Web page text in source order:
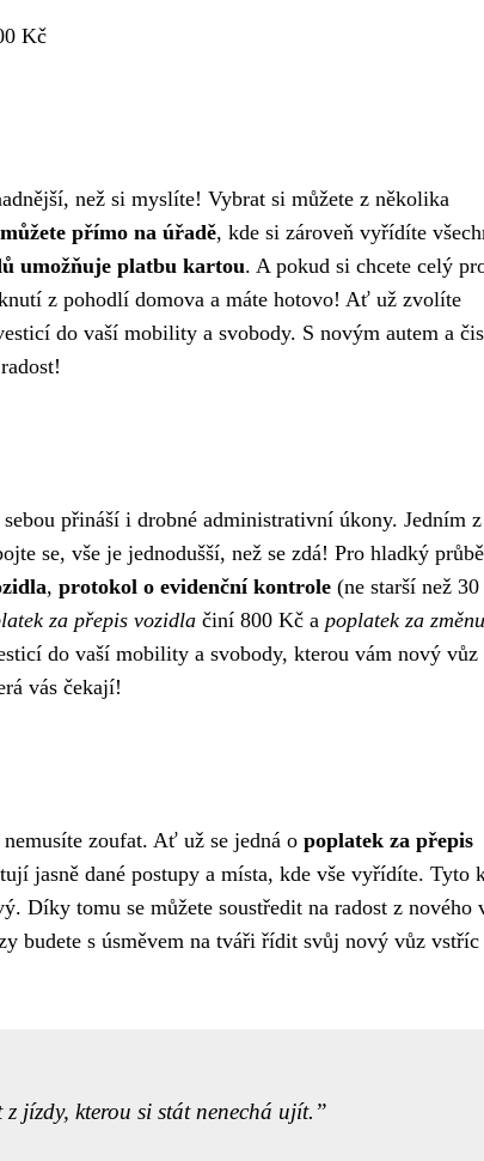
Kč
než si myslíte! Vybrat si můžete z několika
přímo na úřadě, kde si zároveň vyřídíte
umožňuje platbu kartou. A pokud si chcete celý
z pohodlí domova a máte hotovo! Ať už zvolíte
do vaší mobility a svobody. S novým autem a
přináší i drobné administrativní úkony. Jedním
se, vše je jednodušší, než se zdá! Pro hladký
, protokol o evidenční kontrole (ne starší než
za přepis vozidla činí 800 Kč a poplatek za změnu
do vaší mobility a svobody, kterou vám nový vůz
vás čekají!
zoufat. Ať už se jedná o poplatek za přepis
jasně dané postupy a místa, kde vše vyřídíte. Tyto
Díky tomu se můžete soustředit na radost z nového
budete s úsměvem na tváři řídit svůj nový vůz vstříc
jízdy, kterou si stát nenechá ujít.